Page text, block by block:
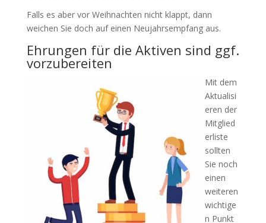
Falls es aber vor Weihnachten nicht klappt, dann
weichen Sie doch auf einen Neujahrsempfang aus.
Ehrungen für die Aktiven sind ggf.
vorzubereiten
Mit dem
Aktualisi
eren der
Mitglied
erliste
sollten
Sie noch
einen
weiteren
wichtige
n Punkt